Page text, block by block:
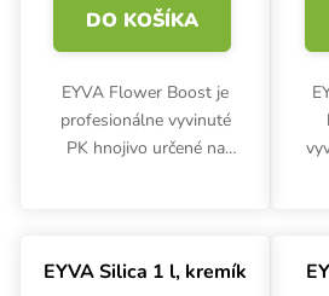
DO KOŠÍKA
EYVA Flower Boost je
profesionálne vyvinuté
PK hnojivo určené na
zvyšuje výnimočnú
produkciu kvetov a...
EYVA Silica 1 l, kremík